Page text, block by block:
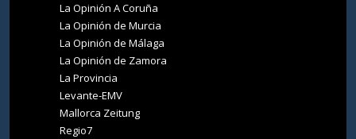
La Opinión A Coruña
La Opinión de Murcia
La Opinión de Málaga
La Opinión de Zamora
La Provincia
Levante-EMV
Mallorca Zeitung
Regio7